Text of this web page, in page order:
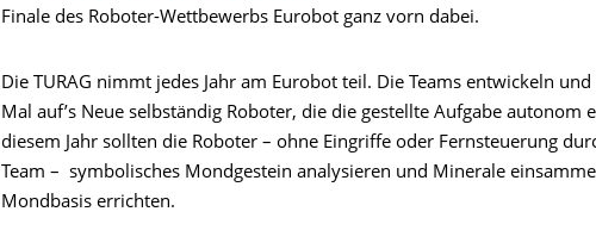
Finale des Roboter-Wettbewerbs Eurobot ganz vorn dabei.
Die TURAG nimmt jedes Jahr am Eurobot teil. Die Teams entwickeln
Mal auf’s Neue selbständig Roboter, die die gestellte Aufgabe autonom
diesem Jahr sollten die Roboter – ohne Eingriffe oder Fernsteuerung
Team – symbolisches Mondgestein analysieren und Minerale
Mondbasis errichten.